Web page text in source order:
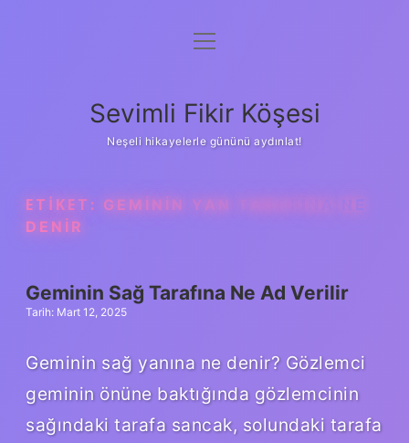
Anasayfa
Yasal Uyarı
menüyü
Sevimli Fikir Köşesi
Neşeli hikayelerle gününü aydınlat!
ETIKET: GEMININ YAN TARAFINA NE
DENIR
Geminin Sağ Tarafına Ne Ad Verilir
Tarih: Mart 12, 2025
Geminin sağ yanına ne denir? Gözlemci
geminin önüne baktığında gözlemcinin
sağındaki tarafa sancak, solundaki tarafa